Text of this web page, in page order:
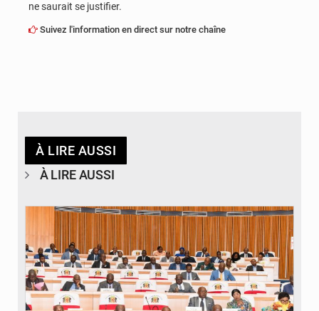
ne saurait se justifier.
Suivez l'information en direct sur notre chaîne
À LIRE AUSSI
À LIRE AUSSI